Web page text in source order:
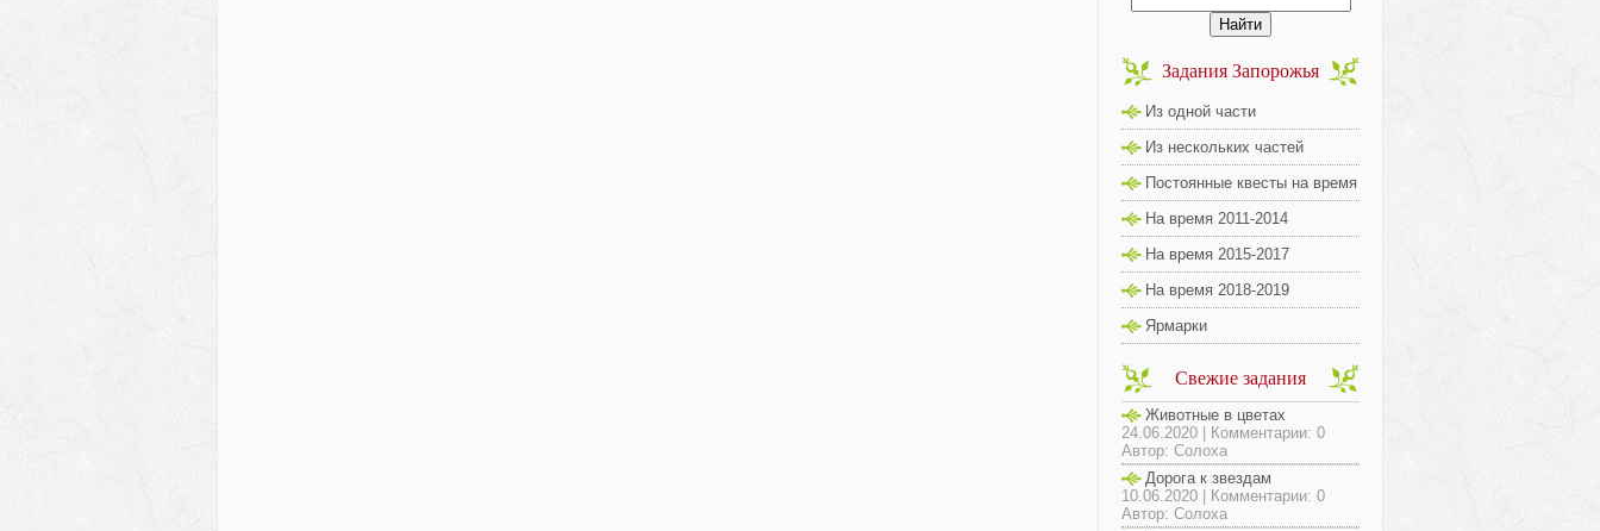
Задания Запорожья
Из одной части
Из нескольких частей
Постоянные квесты на время
На время 2011-2014
На время 2015-2017
На время 2018-2019
Ярмарки
Свежие задания
Животные в цветах
24.06.2020 | Комментарии: 0
Автор: Солоха
Дорога к звездам
10.06.2020 | Комментарии: 0
Автор: Солоха